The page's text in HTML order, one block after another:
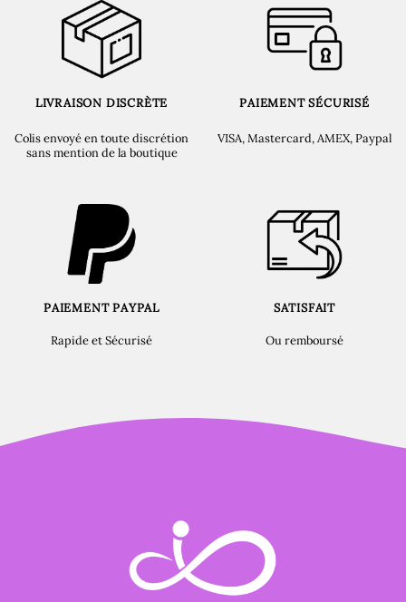
LIVRAISON DISCRÈTE
Colis envoyé en toute discrétion
sans mention de la boutique
PAIEMENT SÉCURISÉ
VISA, Mastercard, AMEX, Paypal
PAIEMENT PAYPAL
Rapide et Sécurisé
SATISFAIT
Ou remboursé